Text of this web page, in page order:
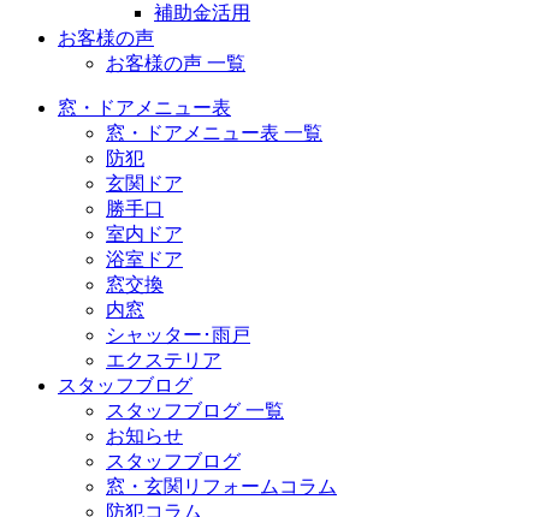
補助金活用
お客様の声
お客様の声 一覧
窓・ドアメニュー表
窓・ドアメニュー表 一覧
防犯
玄関ドア
勝手口
室内ドア
浴室ドア
窓交換
内窓
シャッター･雨戸
エクステリア
スタッフブログ
スタッフブログ 一覧
お知らせ
スタッフブログ
窓・玄関リフォームコラム
防犯コラム